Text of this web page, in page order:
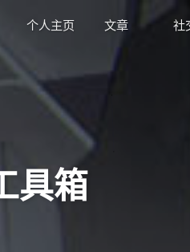
个人主页 文章 社
具箱